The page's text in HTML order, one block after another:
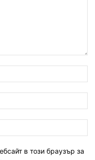
в този браузър за